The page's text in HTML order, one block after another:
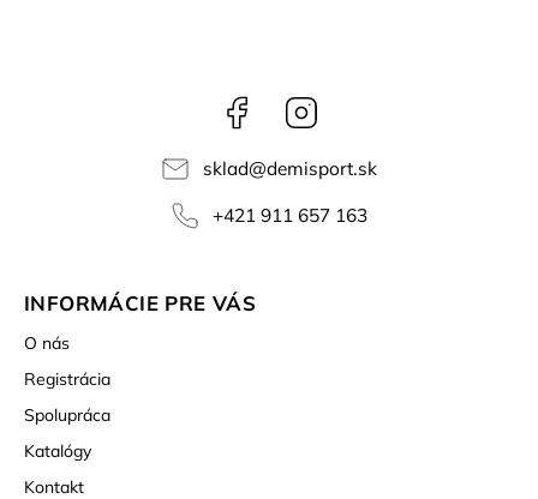
Facebook
sklad@demisport.sk
+421 911 657 163
INFORMÁCIE PRE VÁS
O nás
Registrácia
Spolupráca
Katalógy
Kontakt